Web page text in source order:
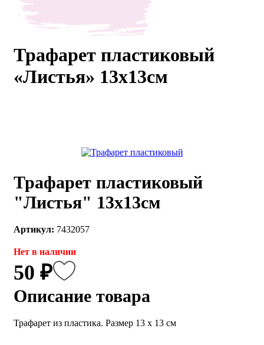
Мастер-
классы
256-54-
Трафарет пластиковый
«Листья» 13х13см
Трафарет пластиковый
"Листья" 13х13см
Артикул: 7432057
Нет в наличии
50 ₽
Описание товара
Трафарет из пластика. Размер 13 х 13 см